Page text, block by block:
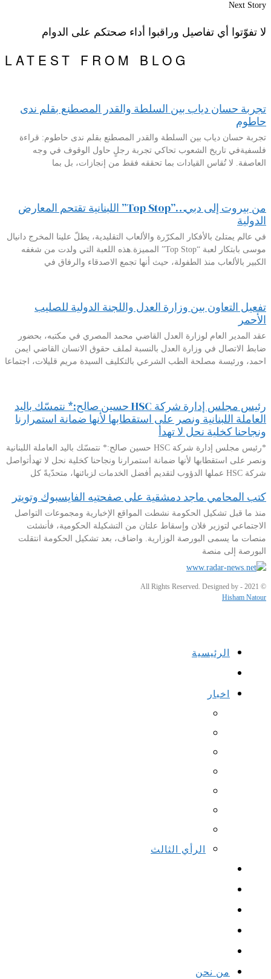
Next Story
لا تفوّتوا أي تفاصيل وراقبوا أداء صحتكم على الدوام
LATEST FROM BLOG
تجربة حسان دياب بين السلطة والقدر المصطنع بقلم ندى
حاطوم
تجربة حسان دياب بين السلطة والقدر المصطنع بقلم ندى حاطوم: قراءة
فلسفيةفي تاريخ الشعوب تحاكي تجربة رجلٍ حاول الوقوف في وجه
العاصفة. لا تُقاس القيادات بما تحققه فقط من إنجازات، بل بما
من بيروت إلى دبي…”Top Stop” اللبنانية تقتحم المعارض
الدولية
في عالم يمتلئ بالأفكار المكرّرة والألعاب التقليدية، يطلّ علينا المخرج دانيال
موسى بابتكار لعبة “Top Stop” المميزة.هذه اللعبة التي ولدت من شغفه
الكبير بالألعاب منذ الطفولة، حيث أنها تجمع الاصدقاء والرفاق في
تفعيل التعاون بين وزارة العدل واللجنة الدولية للصليب
الأحمر
عقد المدير العام لوزارة العدل القاضي محمد المصري في مكتبه، بحضور
ضابط الاتصال في وزارة العدل بالنسبة لملف حقوق الانسان القاضي ايمن
احمد، ورئيسة مصلحة الطب الشرعي بالتكليف السيدة مريم قليلات، اجتماعا
رئيس مجلس إدارة شركة HSC حسين صالح:* نتمسّك باليد
العاملة اللبنانية ونصر على استقطابها لأنها ضمانة استمرارنا
ونجاحنا كخلية نحل لا تهدأ
*رئيس مجلس إدارة شركة HSC حسين صالح:* نتمسّك باليد العاملة اللبنانية
ونصر على استقطابها لأنها ضمانة استمرارنا ونجاحنا كخلية نحل لا تهدأتواصل
شركة HSC عملها الدؤوب لتقديم أفضل الخدمات لزبائنها، متحدّيةً كل
كتب المحامي ماجد دمشقية على صفحتيه الفايسبوك وتويتر
منذ ما قبل تشكيل الحكومة نشطت المواقع الإخبارية ومجموعات التواصل
الاجتماعي لتوزير فلان وإسقاط علتان من التشكيلة الحكومية، فأنشئت
منصات ما يسمى البورصة الوزارية. واضاف، بعد تشكيل الحكومة انتقلت
البورصة إلى منصة
© 2021 - All Rights Reserved. Designed by
Hisham Natour
الرئيسية
اخبار
الرأي الثالث
من نحن